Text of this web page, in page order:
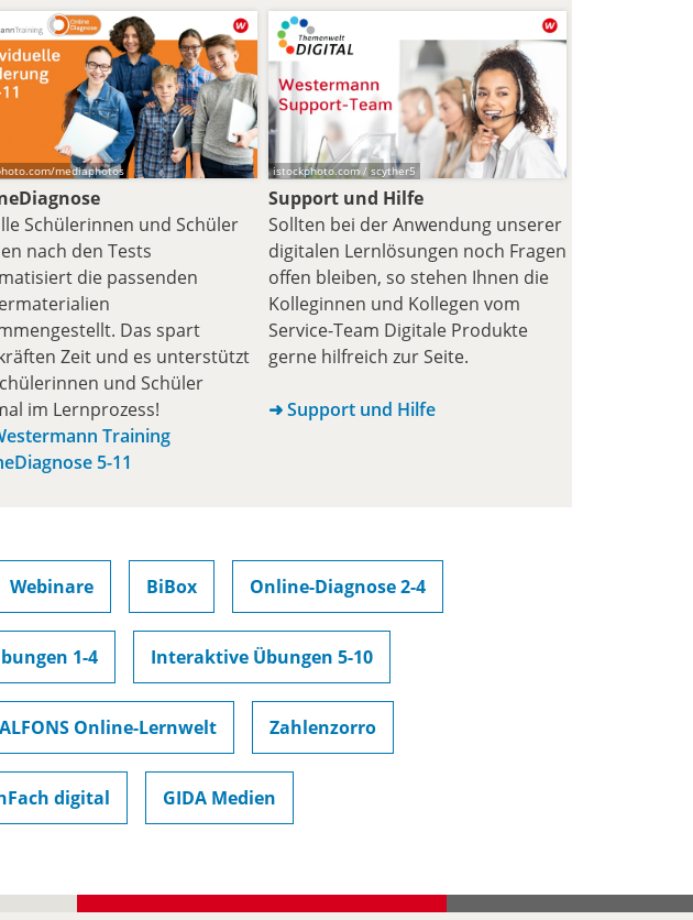
mediaphotos
Schülerinnen und Schüler
nach den Tests
die passenden
Das spart
Zeit und es unterstützt
und Schüler
im Lernprozess!
Training
5-11
istockphoto.com / scyther5
Support und Hilfe
Sollten bei der Anwendung unserer
digitalen Lernlösungen noch Fragen
offen bleiben, so stehen Ihnen die
Kolleginnen und Kollegen vom
Service-Team Digitale Produkte
gerne hilfreich zur Seite.
➜ Support und Hilfe
Webinare BiBox Online-Diagnose 2-4
1-4 Interaktive Übungen 5-10
ALFONS Online-Lernwelt Zahlenzorro
digital GIDA Medien